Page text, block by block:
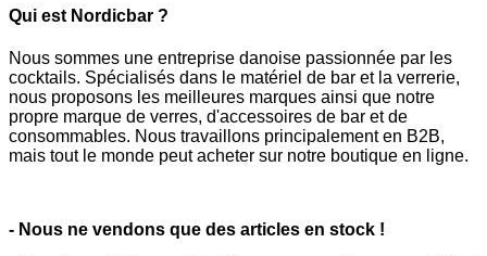
Qui est Nordicbar ?
Nous sommes une entreprise danoise passionnée par les
cocktails. Spécialisés dans le matériel de bar et la verrerie,
nous proposons les meilleures marques ainsi que notre
propre marque de verres, d'accessoires de bar et de
consommables. Nous travaillons principalement en B2B,
mais tout le monde peut acheter sur notre boutique en ligne.
- Nous ne vendons que des articles en stock !